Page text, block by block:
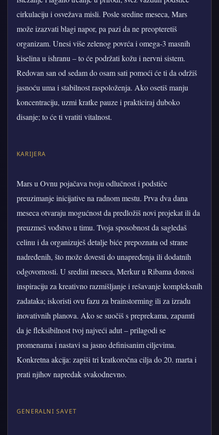
cirkulaciju i osvežava misli. Posle sredine meseca, Mars
može izazvati blagi napor, pa pazi da ne preopteretiš
organizam. Unesi više zelenog povrća i omega‑3 masnih
kiselina u ishranu – to će podržati kožu i nervni sistem.
Redovan san od sedam do osam sati pomoći će ti da održiš
jasnoću uma i stabilnost raspoloženja. Ako osetiš manju
koncentraciju, uzmi kratke pauze i prakticiraj duboko
disanje; to će ti vratiti vitalnost.
KARIJERA
Mars u Ovnu pojačava tvoju odlučnost i podstiče
preuzimanje inicijative na radnom mestu. Prva dva dana
meseca otvaraju mogućnost da predložiš novi projekat ili da
preuzmeš vođstvo u timu. Tvoja sposobnost da sagledaš
celinu i da organizuješ detalje biće prepoznata od strane
nadređenih, što može dovesti do unapređenja ili dodatnih
odgovornosti. U sredini meseca, Merkur u Ribama donosi
inspiraciju za kreativno razmišljanje i rešavanje kompleksnih
zadataka; iskoristi ovu fazu za brainstorming ili za izradu
inovativnih planova. Ako se suočiš s preprekama, zapamti
da je fleksibilnost tvoj najveći adut – prilagodi se
promenama i nastavi sa jasno definisanim ciljevima.
Konkretna akcija: zapiši tri kratkoročna cilja do 20. marta i
prati njihov napredak svakodnevno.
GENERALNI SAVET